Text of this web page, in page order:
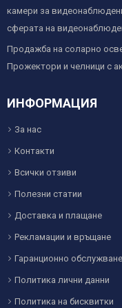
камери за
сферата на
Продажба на соларно
Прожектори и челници с
ИНФОРМАЦИЯ
За нас
Контакти
Всички отзиви
Полезни статии
Доставка и плащане
Рекламации и връщане
Гаранционно обслужване
Политика лични данни
Политика на бисквитки